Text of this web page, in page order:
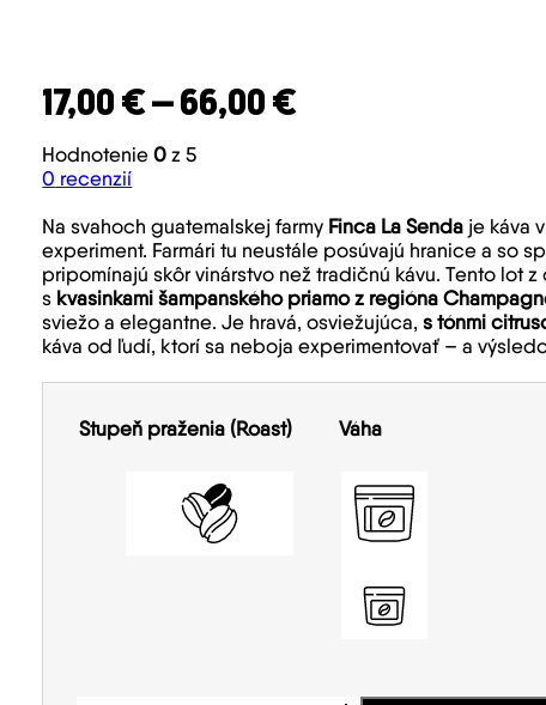
17,00 €–66,00 €Price range:
Hodnotenie0 z 5
0 recenzií
Na svahoch guatemalskej farmy Finca La Senda je káva
experiment. Farmári tu neustále posúvajú hranice a so
pripomínajú skôr vinárstvo než tradičnú kávu. Tento lot
s kvasinkami šampanského priamo z regióna
sviežo a elegantne. Je hravá, osviežujúca, s tónmi
káva od ľudí, ktorí sa neboja experimentovať – a
Stupeň praženia (Roast) Váha